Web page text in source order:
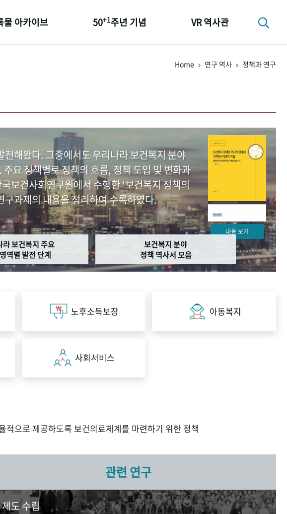
물 아카이브 50+1주년 기념 VR 역사관
Home 연구 역사 정책과 연구
해왔다. 그중에서도 우리나라 보건복지 분야
요 정책별로 정책의 흐름, 정책 도입 및 변화과
보건사회연구원에서 수행한 ‘보건복지 정책의
과제의 내용을 정리하여 수록하였다.
내용 보기
라 보건복지 주요
역별 발전 단계
보건복지 분야
정책 역사서 모음
노후소득보장 아동복지
사회서비스
으로 제공하도록 보건의료체계를 마련하기 위한 정책
관련 연구
도 수립